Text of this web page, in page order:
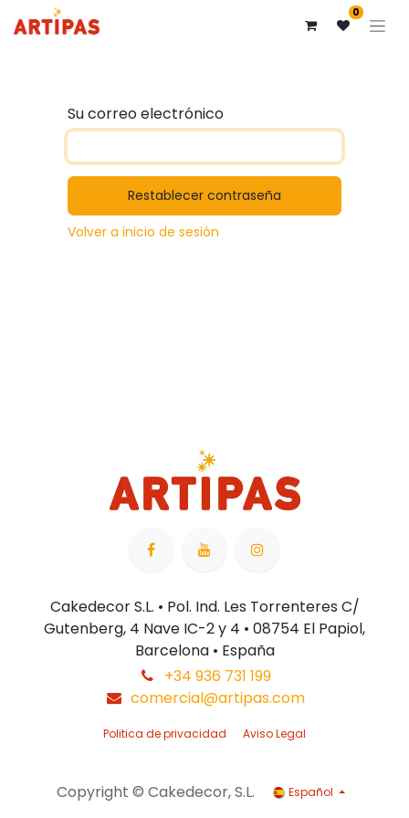
0
Su correo electrónico
Restablecer contraseña
Volver a inicio de sesión
Cakedecor S.L. • Pol. Ind. Les Torrenteres C/
Gutenberg, 4 Nave IC-2 y 4 • 08754 El Papiol,
Barcelona • España
+34 936 731 199
comercial@artipas.com
Politica de privacidad Aviso Legal
Copyright © Cakedecor, S.L. Español